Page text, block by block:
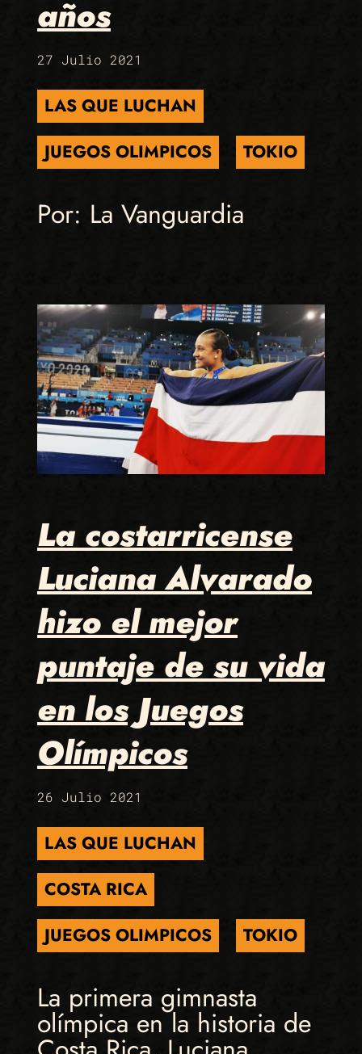
años
27 Julio 2021
LAS QUE LUCHAN
JUEGOS OLIMPICOS
TOKIO
Por: La Vanguardia
La costarricense
Luciana Alvarado
hizo el mejor
puntaje de su vida
en los Juegos
Olímpicos
26 Julio 2021
LAS QUE LUCHAN
COSTA RICA
JUEGOS OLIMPICOS
TOKIO
La primera gimnasta
olímpica en la historia de